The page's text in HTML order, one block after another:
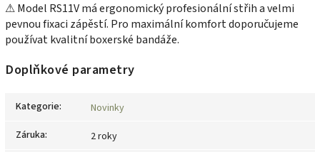
⚠ Model RS11V má ergonomický profesionální střih a velmi
pevnou fixaci zápěstí. Pro maximální komfort doporučujeme
používat kvalitní boxerské bandáže.
Doplňkové parametry
Kategorie:
Novinky
Záruka:
2 roky